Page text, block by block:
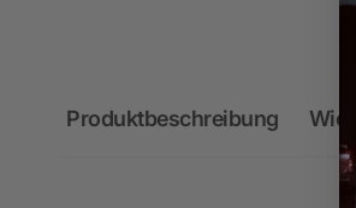
Produktbeschreibung